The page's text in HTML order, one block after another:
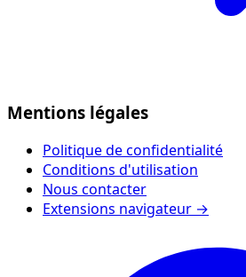
Mentions légales
Politique de confidentialité
Conditions d'utilisation
Nous contacter
Extensions navigateur →